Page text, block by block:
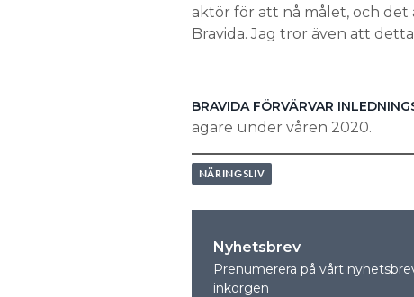
aktör för att nå målet, och
Bravida. Jag tror även att
BRAVIDA FÖRVÄRVAR
ägare under våren 2020.
NÄRINGSLIV
Nyhetsbrev
Prenumerera på vårt
inkorgen